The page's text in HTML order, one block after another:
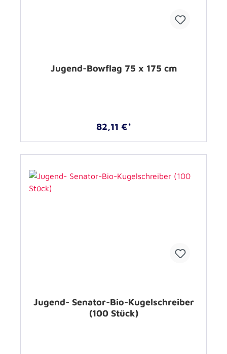
Jugend-Bowflag 75 x 175 cm
82,11 €*
Jugend- Senator-Bio-Kugelschreiber
(100 Stück)